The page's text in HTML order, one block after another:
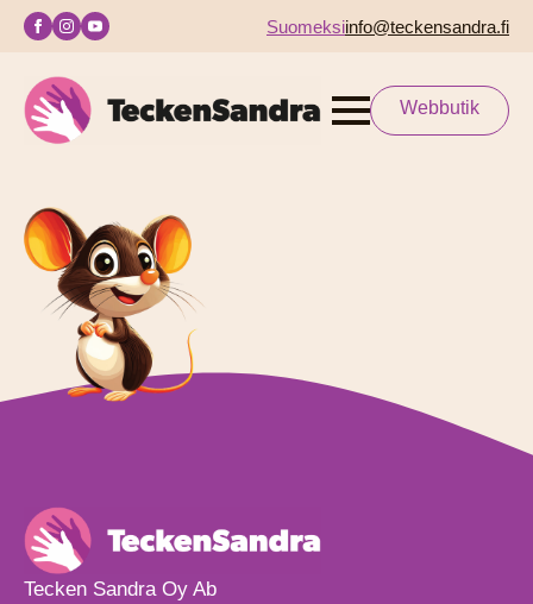
Suomeksiinfo@teckensandra.fi
Webbutik
Tecken Sandra Oy Ab